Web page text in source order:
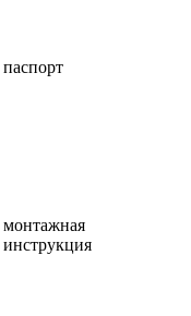
паспорт
монтажная
инструкция